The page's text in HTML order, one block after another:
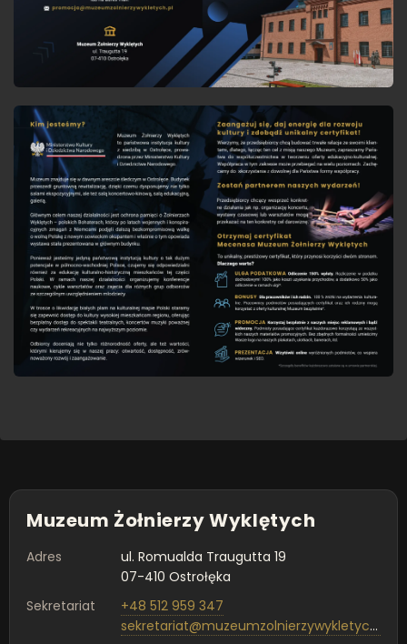
Muzeum Żołnierzy Wyklętych
Adres
ul. Romualda Traugutta 19
07-410 Ostrołęka
Sekretariat
+48 512 959 347
sekretariat@muzeumzolnierzywykletych.pl